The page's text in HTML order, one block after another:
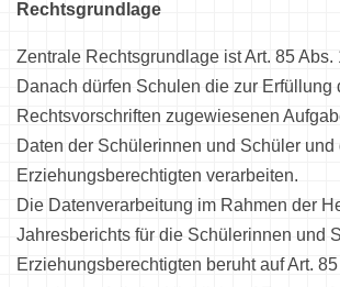
Rechtsgrundlage
Zentrale Rechtsgrundlage ist Art. 85 Abs.
Danach dürfen Schulen die zur Erfüllung
Rechtsvorschriften zugewiesenen
Daten der Schülerinnen und Schüler und
Erziehungsberechtigten verarbeiten.
Die Datenverarbeitung im Rahmen der
Jahresberichts für die Schülerinnen und
Erziehungsberechtigten beruht auf Art.